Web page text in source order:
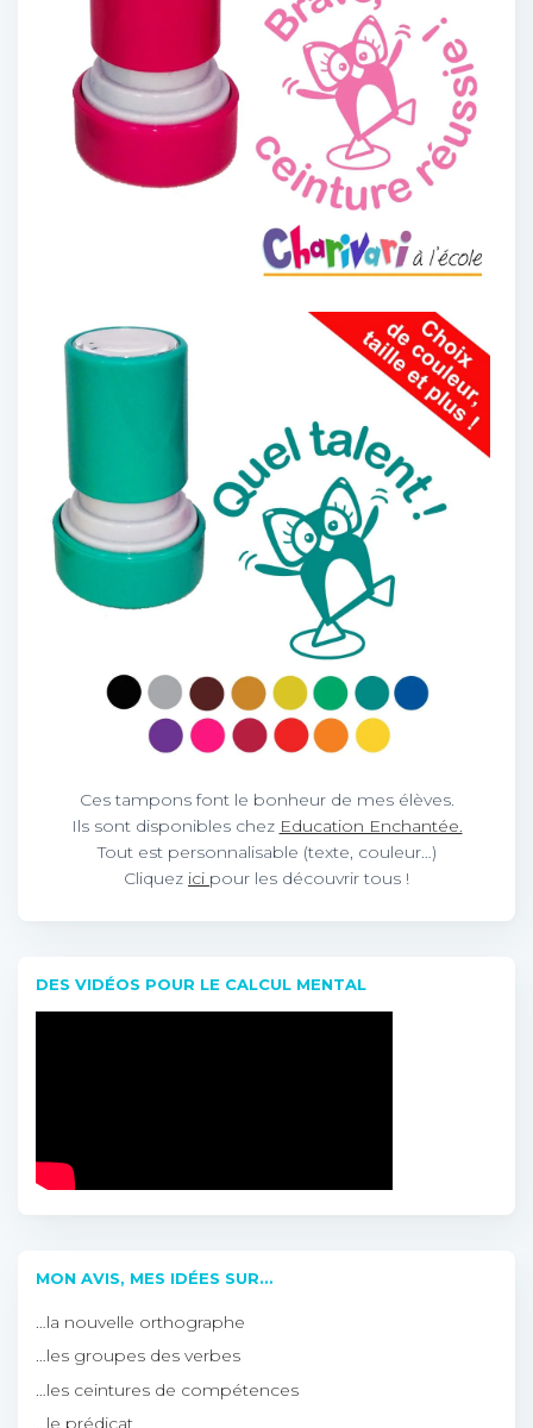
Ces tampons font le bonheur de mes élèves.
Ils sont disponibles chez Education Enchantée.
Tout est personnalisable (texte, couleur…)
Cliquez ici pour les découvrir tous !
DES VIDÉOS POUR LE CALCUL MENTAL
MON AVIS, MES IDÉES SUR…
…la nouvelle orthographe
…les groupes des verbes
…les ceintures de compétences